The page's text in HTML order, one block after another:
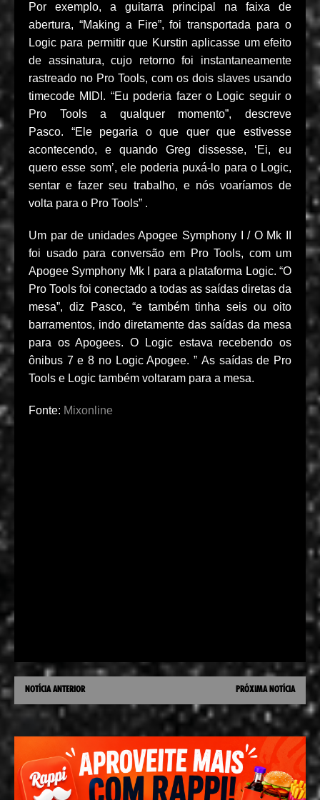
Por exemplo, a guitarra principal na faixa de
abertura, “Making a Fire”, foi transportada para o
Logic para permitir que Kurstin aplicasse um efeito
de assinatura, cujo retorno foi instantaneamente
rastreado no Pro Tools, com os dois slaves usando
timecode MIDI. “Eu poderia fazer o Logic seguir o
Pro Tools a qualquer momento”, descreve
Pasco. “Ele pegaria o que quer que estivesse
acontecendo, e quando Greg dissesse, ‘Ei, eu
quero esse som’, ele poderia puxá-lo para o Logic,
sentar e fazer seu trabalho, e nós voaríamos de
volta para o Pro Tools” .
Um par de unidades Apogee Symphony I / O Mk II
foi usado para conversão em Pro Tools, com um
Apogee Symphony Mk I para a plataforma Logic. “O
Pro Tools foi conectado a todas as saídas diretas da
mesa”, diz Pasco, “e também tinha seis ou oito
barramentos, indo diretamente das saídas da mesa
para os Apogees. O Logic estava recebendo os
ônibus 7 e 8 no Logic Apogee. ” As saídas de Pro
Tools e Logic também voltaram para a mesa.
Fonte: Mixonline
NOTÍCIA ANTERIOR PRÓXIMA NOTÍCIA